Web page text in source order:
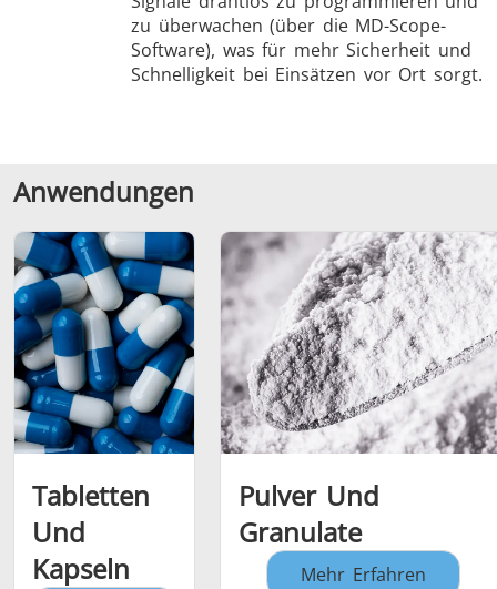
zu überwachen (über die MD-Scope-
Software), was für mehr Sicherheit und
Schnelligkeit bei Einsätzen vor Ort sorgt.
Anwendungen
Tabletten
Und
Kapseln
Pulver Und
Granulate
Mehr Erfahren